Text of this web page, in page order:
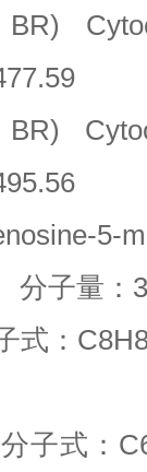
BR)
BR)
5-
分子量：
式：
分子式：